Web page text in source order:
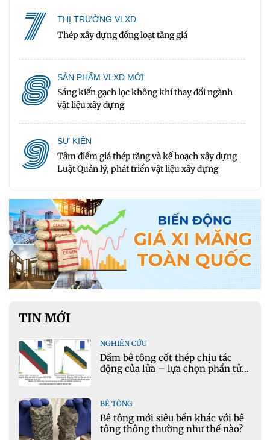
7 THỊ TRƯỜNG VLXD
Thép xây dựng đồng loạt tăng giá
8 SẢN PHẨM VLXD MỚI
Sáng kiến gạch lọc không khí thay đổi ngành
vật liệu xây dựng
9 SỰ KIỆN
Tâm điểm giá thép tăng và kế hoạch xây dựng
Luật Quản lý, phát triển vật liệu xây dựng
TIN MỚI
NGHIÊN CỨU
Dầm bê tông cốt thép chịu tác
động của lửa – lựa chọn phần tử
BÊ TÔNG
Bê tông mới siêu bền khác với bê
tông thông thường như thế nào?